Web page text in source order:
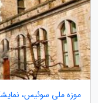
موزه ملی سوئیس،